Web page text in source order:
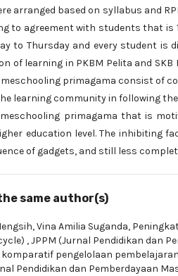
arranged based on syllabus and
to agreement with students that is
to Thursday and every student is
of learning in PKBM Pelita and
primagama consist of
learning community in following
primagama that is
education level. The inhibiting
of gadgets, and still less
same author(s)
Vina Amilia Suganda,
,JPPM (Jurnal Pendidikan dan
komparatif pengelolaan
Pendidikan dan Pemberdayaan